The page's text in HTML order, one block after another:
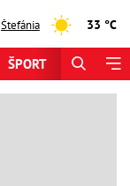
Štefánia 33 °C
ŠPORT